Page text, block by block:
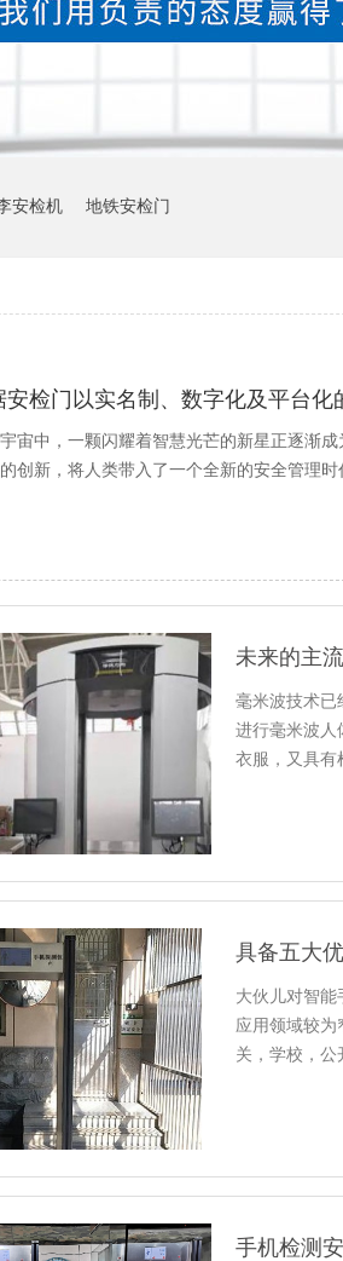
安检机 地铁安检门
安检门以实名制、数字化及平台
宙中，一颗闪耀着智慧光芒的新星正逐渐
创新，将人类带入了一个全新的安全管理
未来的主
毫米波技术已
进行毫米波人
衣服，又具
具备五大
大伙儿对智能
应用领域较为
关，学校，公
手机检测